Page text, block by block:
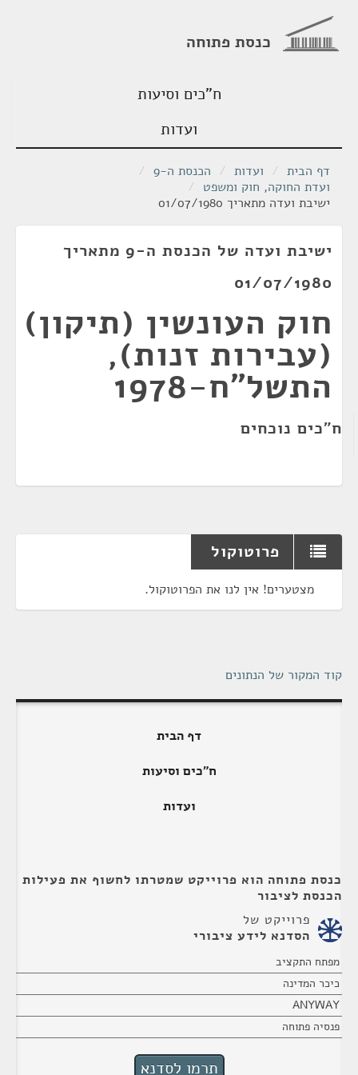
כנסת פתוחה
ח"כים וסיעות
ועדות
דף הבית / ועדות / הכנסת ה-9
/
ועדת החוקה, חוק ומשפט /
ישיבת ועדה מתאריך 01/07/1980
ישיבת ועדה של הכנסת ה-9 מתאריך
01/07/1980
חוק העונשין (תיקון)
(עבירות זנות),
התשל"ח-1978
ח"כים נוכחים
פרוטוקול
מצטערים! אין לנו את הפרוטוקול.
קוד המקור של הנתונים
דף הבית
ח"כים וסיעות
ועדות
כנסת פתוחה הוא פרוייקט שמטרתו לחשוף את פעילות
הכנסת לציבור
פרוייקט של
הסדנא לידע ציבורי
מפתח התקציב
כיכר המדינה
ANYWAY
פנסיה פתוחה